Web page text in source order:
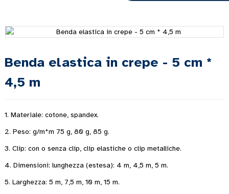
Benda elastica in crepe - 5 cm *
4,5 m
1. Materiale: cotone, spandex.
2. Peso: g/m*m 75 g, 80 g, 85 g.
3. Clip: con o senza clip, clip elastiche o clip metalliche.
4. Dimensioni: lunghezza (estesa): 4 m, 4,5 m, 5 m.
5. Larghezza: 5 m, 7,5 m, 10 m, 15 m.